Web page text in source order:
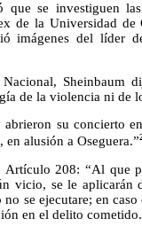
que se investiguen
de la Universidad de
imágenes del líder
Sheinbaum
de la violencia ni de
su concierto
en alusión a Oseguera.”
208: “Al que
vicio, se le aplicarán
se ejecutare; en
en el delito